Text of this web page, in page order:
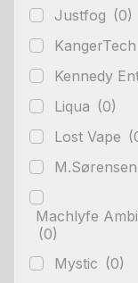
Justfog (0)
KangerTech
Kennedy
Liqua (0)
Lost Vape
M.Sørensen
Machlyfe
(0)
Mystic (0)